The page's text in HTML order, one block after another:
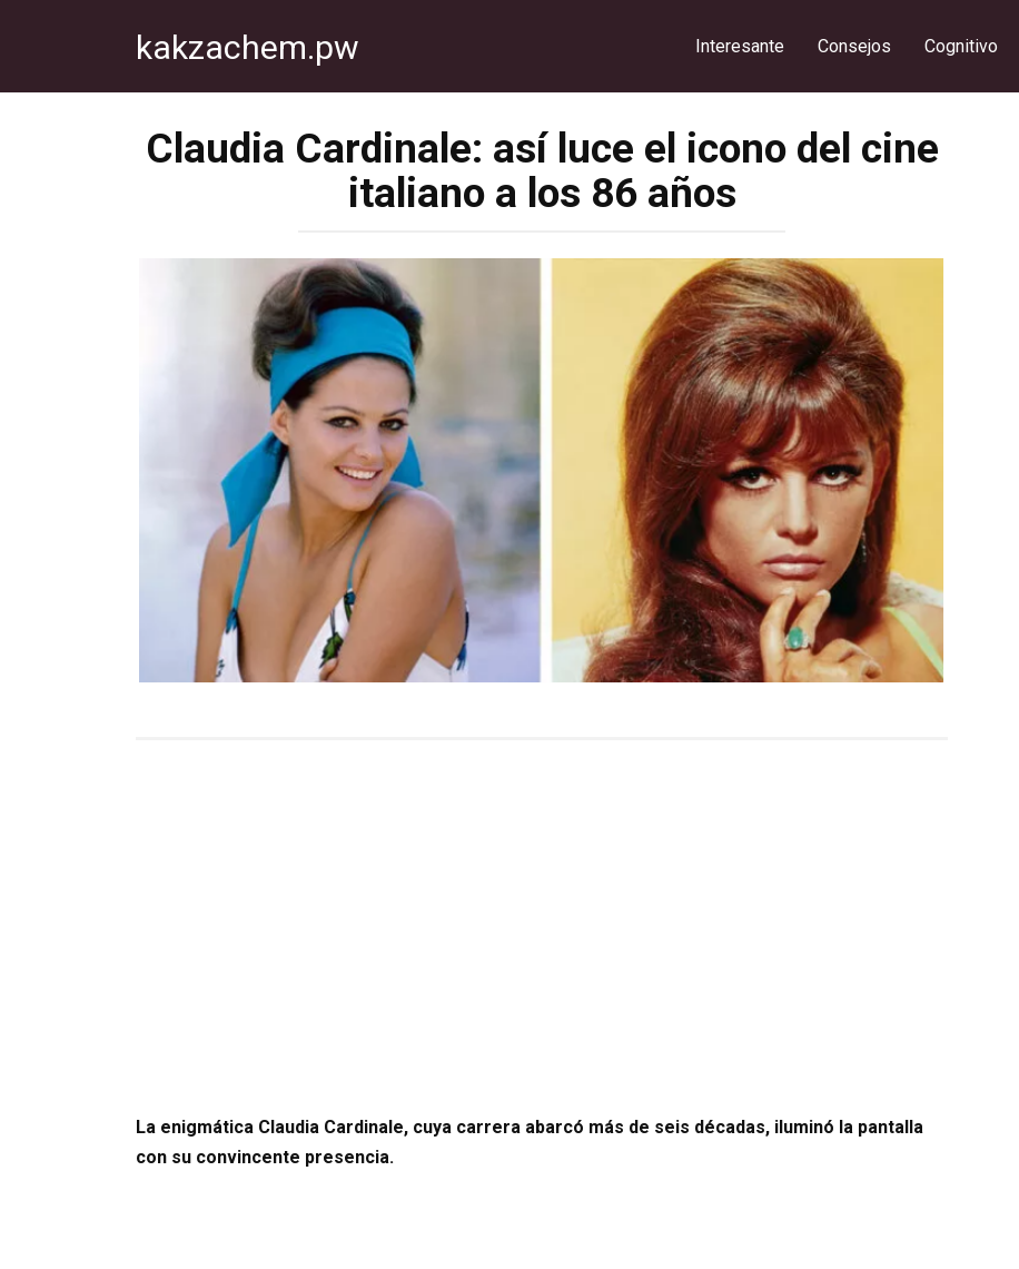
kakzachem.pw Interesante Consejos Cognitivo
Claudia Cardinale: así luce el icono del cine
italiano a los 86 años
La enigmática Claudia Cardinale, cuya carrera abarcó más de seis décadas, iluminó la pantalla
con su convincente presencia.